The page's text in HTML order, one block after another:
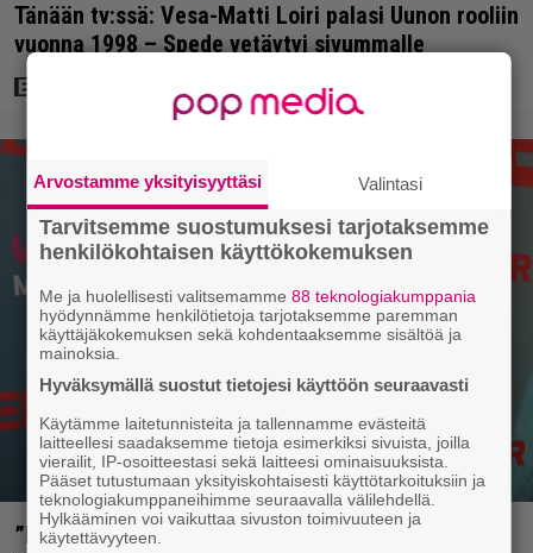
Tänään tv:ssä: Vesa-Matti Loiri palasi Uunon rooliin
vuonna 1998 – Spede vetäytyi sivummalle
”Nukuimme kaikki viisi samassa huoneessa” –
Arvostamme yksityisyyttäsi Valintasi
Tarvitsemme suostumuksesi tarjotaksemme
henkilökohtaisen käyttökokemuksen
Me ja huolellisesti valitsemamme 88 teknologiakumppania
hyödynnämme henkilötietoja tarjotaksemme paremman
käyttäjäkokemuksen sekä kohdentaaksemme sisältöä ja
mainoksia.
Hyväksymällä suostut tietojesi käyttöön seuraavasti
Käytämme laitetunnisteita ja tallennamme evästeitä
laitteellesi saadaksemme tietoja esimerkiksi sivuista, joilla
vierailit, IP-osoitteestasi sekä laitteesi ominaisuuksista.
Pääset tutustumaan yksityiskohtaisesti käyttötarkoituksiin ja
teknologiakumppaneihimme seuraavalla välilehdellä.
Hylkääminen voi vaikuttaa sivuston toimivuuteen ja
käytettävyyteen.